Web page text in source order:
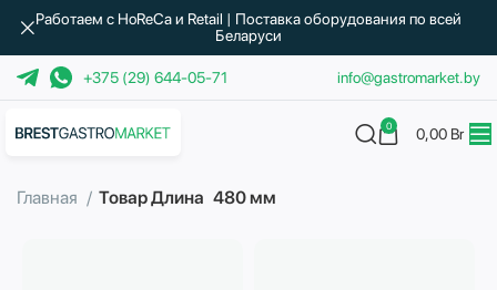
+375 (29) 644-05-71 info@gastromarket.by
0 0,00 Br
Главная Товар Длина 480 мм
Работаем с HoReCa и Retail | Поставка оборудования по всей
Беларуси